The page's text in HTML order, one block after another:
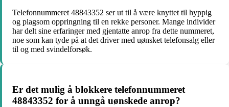
Telefonnummeret 48843352 ser ut til å være knyttet til hyppig
og plagsom oppringning til en rekke personer. Mange individer
har delt sine erfaringer med gjentatte anrop fra dette nummeret,
noe som kan tyde på at det driver med uønsket telefonsalg eller
til og med svindelforsøk.
Er det mulig å blokkere telefonnummeret
48843352 for å unngå uønskede anrop?